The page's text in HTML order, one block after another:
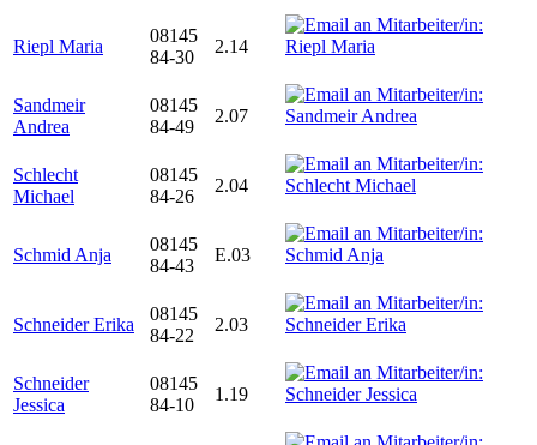
Riepl Maria
08145
84-30
2.14
Sandmeir
Andrea
08145
84-49
2.07
Schlecht
Michael
08145
84-26
2.04
Schmid Anja
08145
84-43
E.03
Schneider Erika
08145
84-22
2.03
Schneider
Jessica
08145
84-10
1.19